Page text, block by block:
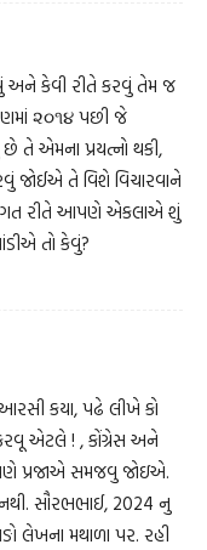
અને કેવી રીતે કરવું તેમ જ
૨૦૧૪ પછી જે
તે એમના પ્રયત્નો થકી,
જોઈએ તે વિશે વિચારવાને
રીતે આપણે એકલાએ શું
તો કેવું?
કયા, પઢે લીખે કો
એટલે ! , કોંગ્રેસ અને
પ્રજાએ સમજવુ જોઇએ.
સૌરભભાઈ, 2024 નુ
લેખના મથાળા પર. રહી